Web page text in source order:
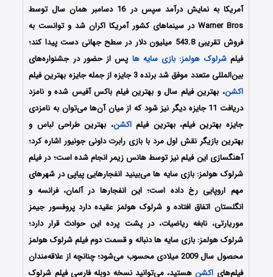
آمریکا به نمایش درآمد سپس در 16 دسامبر همان سال توسط
Warner Bros در سینماهای کشور آمریکا اکران شد و توانست به
فروش تقریبی 543.8 میلیون دلار در سطح جهانی دست پیدا کند؛
فیلمشرلوک هولمز: بازی سایه ها پس از حضور در جشنواره‌های
بین‌المللی متعدد موفق شد برنده 3 جایزه از جمله جایزه بهترین فیلم
اکشن، بهترین فیلم سال و بهترین فیلم باکس آفیس شده و نامزد
دریافت 11 جایزه دیگر نیز شود که از میان آن‌ها می‌توان به نامزدی
جایزه بهترین فیلم، بهترین فیلماکشن، بهترین طراحی لباس و
بهترین بازیگر نقش اول مرد با بازی رابرت داونی جونیور اشاره کرد؛
آهنگسازی این فیلم نیز توسط هانس زیمر انجام شده است؛ در فیلم
شرلوک هولمز: بازی سایه ها می‌بینید انفجارهایی پیاپی در شهرهای
مهم اروپایی رخ داده است؛ این انفجارها در آلمان، فرانسه و
انگلستان اتفاق افتاده‌ و شرلوک هولمز عقیده دارد پروفسور جیمز
موریارتی، نابغه ریاضیات، در پشت پرده این حوادث قرار دارد؛
شرلوک هولمز: بازی سایه ها دنباله‌ و قسمت دوم فیلم شرلوک هولمز
محصول سال 2009 میلادی محسوب می‌شود؛ چنانچه از علاقه‌مندان
فیلم‌های اکشنهستید، می‌توانید نسخه دوبله فارسی فیلم شرلوک